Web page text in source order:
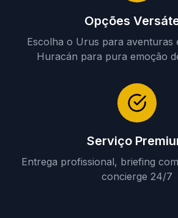
Opções
Escolha o Urus para aventuras
Huracán para pura emoção
Serviço
Entrega profissional, briefing
concierge 24/7